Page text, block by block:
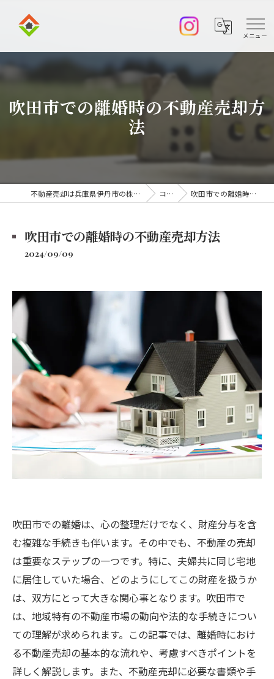
吹田市での離婚時の不動産売却方
法
不動産売却は兵庫県伊丹市の株式会社アークエステート コラム 吹田市での離婚時の不動産売却方法
吹田市での離婚時の不動産売却方法
2024/09/09
吹田市での離婚は、心の整理だけでなく、財産分与を含
む複雑な手続きも伴います。その中でも、不動産の売却
は重要なステップの一つです。特に、夫婦共に同じ宅地
に居住していた場合、どのようにしてこの財産を扱うか
は、双方にとって大きな関心事となります。吹田市で
は、地域特有の不動産市場の動向や法的な手続きについ
ての理解が求められます。この記事では、離婚時におけ
る不動産売却の基本的な流れや、考慮すべきポイントを
詳しく解説します。また、不動産売却に必要な書類や手